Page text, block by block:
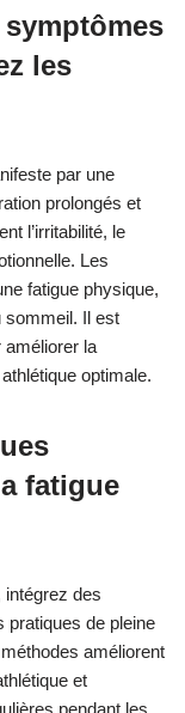
les
par une
prolongés et
l’irritabilité, le
Les
fatigue physique,
sommeil. Il est
améliorer la
optimale.
fatigue
intégrez des
pratiques de pleine
améliorent
et